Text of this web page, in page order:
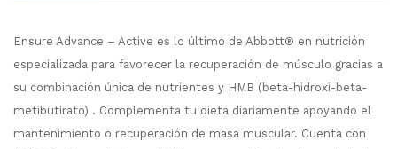
Ensure Advance – Active es lo último de Abbott® en nutrición
especializada para favorecer la recuperación de músculo gracias a
su combinación única de nutrientes y HMB (beta-hidroxi-beta-
metibutirato) . Complementa tu dieta diariamente apoyando el
mantenimiento o recuperación de masa muscular. Cuenta con